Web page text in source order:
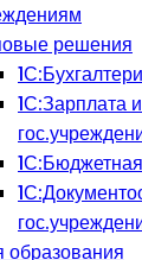
решения
1С:Зарплата
образования